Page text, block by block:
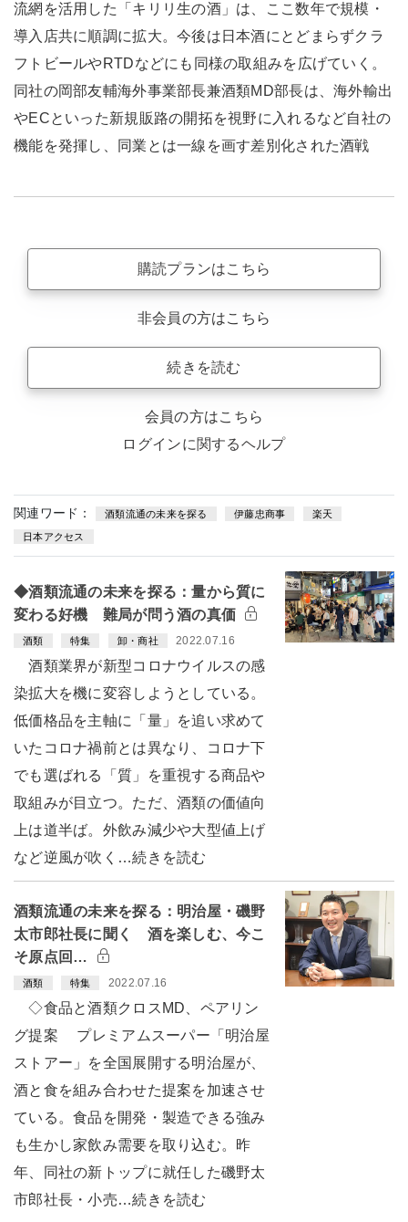
流網を活用した「キリリ生の酒」は、ここ数年で規模・
導入店共に順調に拡大。今後は日本酒にとどまらずクラ
フトビールやRTDなどにも同様の取組みを広げていく。
同社の岡部友輔海外事業部長兼酒類MD部長は、海外輸出
やECといった新規販路の開拓を視野に入れるなど自社の
機能を発揮し、同業とは一線を画す差別化された酒戦
購読プランはこちら
非会員の方はこちら
続きを読む
会員の方はこちら
ログインに関するヘルプ
関連ワード： 酒類流通の未来を探る 伊藤忠商事 楽天
日本アクセス
◆酒類流通の未来を探る：量から質に
変わる好機 難局が問う酒の真価
酒類 特集 卸・商社 2022.07.16
酒類業界が新型コロナウイルスの感
染拡大を機に変容しようとしている。
低価格品を主軸に「量」を追い求めて
いたコロナ禍前とは異なり、コロナ下
でも選ばれる「質」を重視する商品や
取組みが目立つ。ただ、酒類の価値向
上は道半ば。外飲み減少や大型値上げ
など逆風が吹く…続きを読む
酒類流通の未来を探る：明治屋・磯野
太市郎社長に聞く 酒を楽しむ、今こ
そ原点回…
酒類 特集 2022.07.16
◇食品と酒類クロスMD、ペアリン
グ提案 プレミアムスーパー「明治屋
ストアー」を全国展開する明治屋が、
酒と食を組み合わせた提案を加速させ
ている。食品を開発・製造できる強み
も生かし家飲み需要を取り込む。昨
年、同社の新トップに就任した磯野太
市郎社長・小売…続きを読む